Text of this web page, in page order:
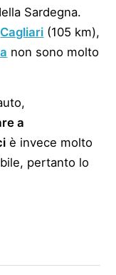
Sardegna.
Cagliari (105 km),
non sono molto
a
è invece molto
pertanto lo